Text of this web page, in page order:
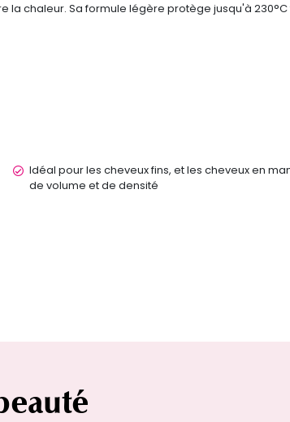
la chaleur. Sa formule légère protège jusqu'à
Idéal pour les cheveux fins, et les cheveux en
de volume et de densité